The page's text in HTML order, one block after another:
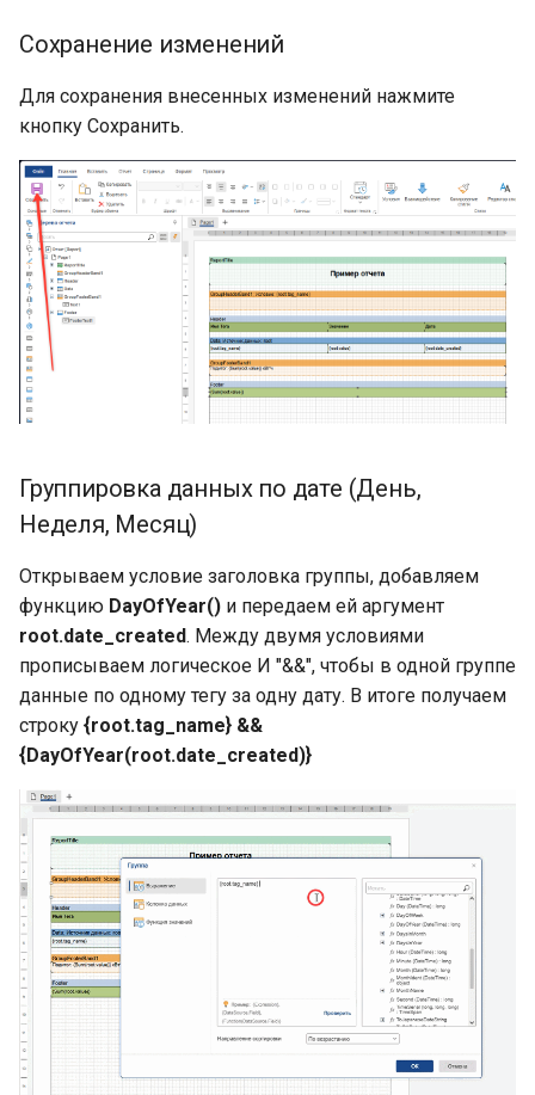
Сохранение изменений
Для сохранения внесенных изменений нажмите
кнопку Сохранить.
Группировка данных по дате (День,
Неделя, Месяц)
Открываем условие заголовка группы, добавляем
функцию DayOfYear() и передаем ей аргумент
root.date_created. Между двумя условиями
прописываем логическое И "&&", чтобы в одной группе
данные по одному тегу за одну дату. В итоге получаем
строку {root.tag_name} &&
{DayOfYear(root.date_created)}